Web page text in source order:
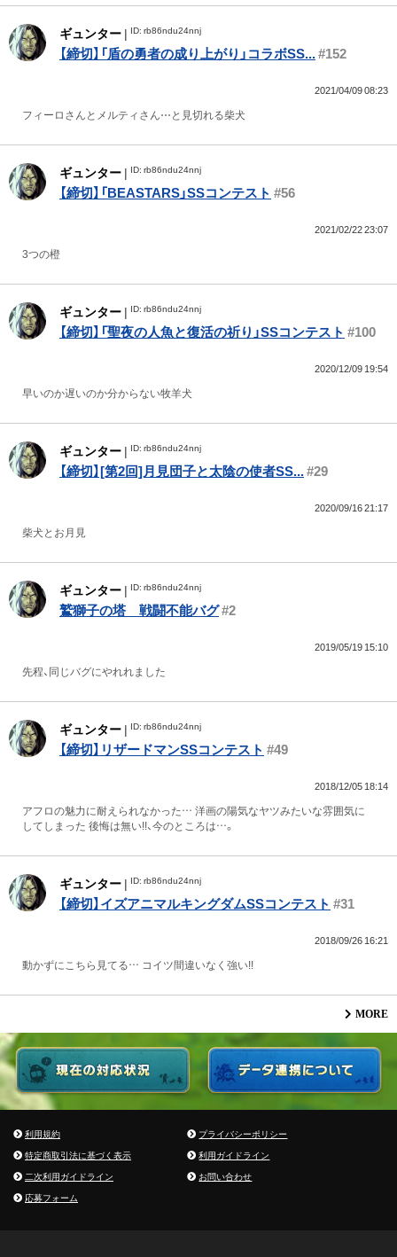
ギュンター | ID: rb86ndu24nnj
【締切】「盾の勇者の成り上がり」コラボSS...#152
2021/04/09 08:23
フィーロさんとメルティさん⋯と見切れる柴犬
ギュンター | ID: rb86ndu24nnj
【締切】「BEASTARS」SSコンテスト #56
2021/02/22 23:07
3つの橙
ギュンター | ID: rb86ndu24nnj
【締切】「聖夜の人魚と復活の祈り」SSコンテスト #100
2020/12/09 19:54
早いのか遅いのか分からない牧羊犬
ギュンター | ID: rb86ndu24nnj
【締切】[第2回]月見団子と太陰の使者SS...#29
2020/09/16 21:17
柴犬とお月見
ギュンター | ID: rb86ndu24nnj
鷲獅子の塔 戦闘不能バグ#2
2019/05/19 15:10
先程、同じバグにやれれました
ギュンター | ID: rb86ndu24nnj
【締切】リザードマンSSコンテスト #49
2018/12/05 18:14
アフロの魅力に耐えられなかった… 洋画の陽気なヤツみたいな雰囲気に
してしまった 後悔は無い!!、今のところは…。
ギュンター | ID: rb86ndu24nnj
【締切】イズアニマルキングダムSSコンテスト #31
2018/09/26 16:21
動かずにこちら見てる… コイツ間違いなく強い!!
MORE
利用規約
プライバシーポリシー
特定商取引法に基づく表示
利用ガイドライン
二次利用ガイドライン
お問い合わせ
応募フォーム